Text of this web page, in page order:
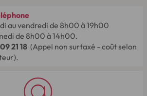
au vendredi de 8h00 à 19h00
de 8h00 à 14h00.
21 18 (Appel non surtaxé - coût selon